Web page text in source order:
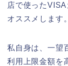
店で使った
オススメします。
私自身は、一望
利用上限金額を